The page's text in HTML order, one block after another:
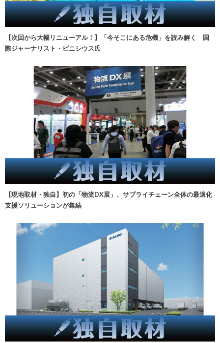
【次回から大幅リニューアル！】「今そこにある危機」を読み解く 国
際ジャーナリスト・ビニシウス氏
【現地取材・独自】初の「物流DX展」、サプライチェーン全体の最適化
支援ソリューションが集結